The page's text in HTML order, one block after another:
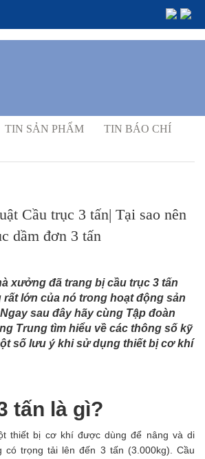
TIN SẢN PHẨM
TIN BÁO CHÍ
Cầu trục 3 tấn| Tại sao nên
dầm đơn 3 tấn
xưởng đã trang bị cầu trục 3 tấn
lớn của nó trong hoạt động sản
sau đây hãy cùng Tập đoàn
Trung tìm hiểu về các thông số kỹ
số lưu ý khi sử dụng thiết bị cơ khí
tấn là gì?
thiết bị cơ khí được dùng để nâng và di
có trọng tải lên đến 3 tấn (3.000kg). Cầu